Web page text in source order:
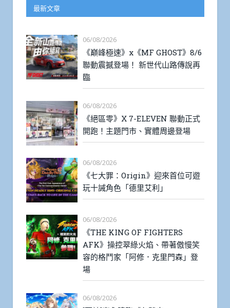
最新文章
06/08/2026
《巔峰極速》x《MF GHOST》8/6
聯動震撼登場！ 新世代山路傳說再
臨
06/08/2026
《絕區零》X 7-ELEVEN 聯動正式
開跑！主題門市、實體周邊登場
06/08/2026
《七大罪：Origin》迎來首位可遊
玩十誡角色「德里艾利」
06/08/2026
《THE KING OF FIGHTERS
AFK》操控翠綠火焰、帶著傲慢笑
容的格鬥家「阿修．克里門森」登
場
06/08/2026